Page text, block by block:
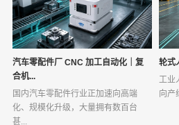
汽车零配件厂 CNC 加工自动化｜复
合机...
国内汽车零配件行业正加速向高端
化、规模化升级，大量拥有数百台
甚...
轮式
工业
向产